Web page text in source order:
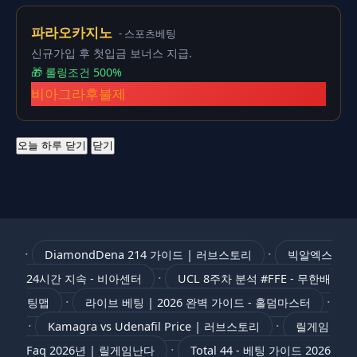
파라오카지노 - 스포츠베팅
신규가입 후 첫입금 보너스 지급.
🎁 롤링조건 500%
비아그라후불제
오늘 하루 닫기 닫기
· DiamondDena 214 가이드 | 러브스토리 ·
빅알엑스
24시간 지속 - 비아센터
·
UCL 8주차 분석 #FFE - 무한배
팅맵
· 라이브 베팅 | 2026 완벽 가이드 - 홀덤마스터
·
·
Kamagra vs Udenafil Price | 러브스토리 ·
릴게임
Faq 2026년 | 릴게임난다
· Total 44 - 베팅 가이드 2026